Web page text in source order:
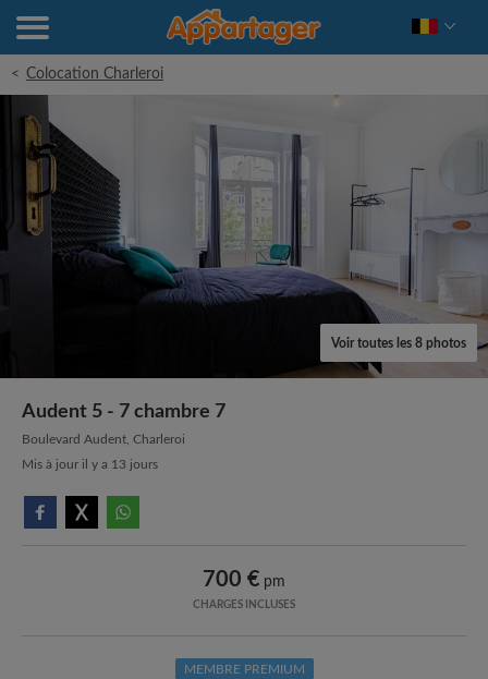
< Colocation Charleroi
Voir toutes les 8 photos
Audent 5 - 7 chambre 7
Boulevard Audent, Charleroi
Mis à jour il y a 13 jours
700 € pm
CHARGES INCLUSES
MEMBRE PREMIUM